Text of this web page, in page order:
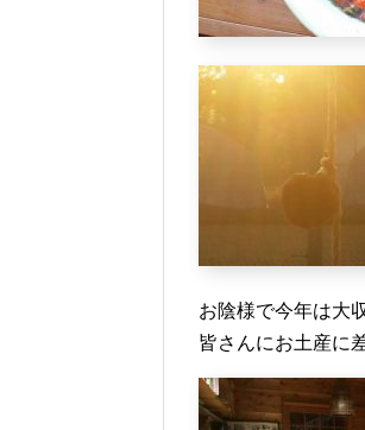
お陰様で今年は大
皆さんにお土産に